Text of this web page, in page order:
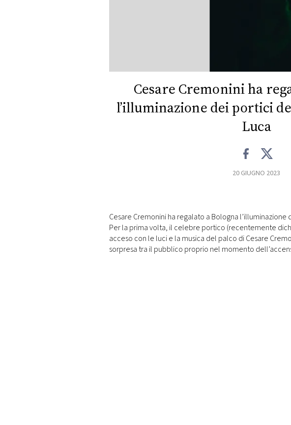
RMC
CONSIGLIACesare Cremonini ha
l’illuminazione dei portici
Luca
20 GIUGNO 2023
Cesare Cremonini ha regalato a Bologna l’illuminazione
Per la prima volta, il celebre portico (recentemente
acceso con le luci e la musica del palco di Cesare
sorpresa tra il pubblico proprio nel momento